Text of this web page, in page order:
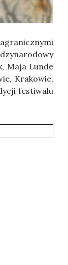
Maja Lun­de
Kra­ko­wie,
festi­wa­lu